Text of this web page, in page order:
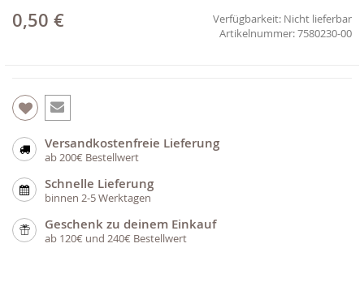
0,50 € Verfügbarkeit: Nicht lieferbar
7580230-00
Versandkostenfreie Lieferung
ab 200€ Bestellwert
Schnelle Lieferung
binnen 2-5 Werktagen
Geschenk zu deinem Einkauf
ab 120€ und 240€ Bestellwert